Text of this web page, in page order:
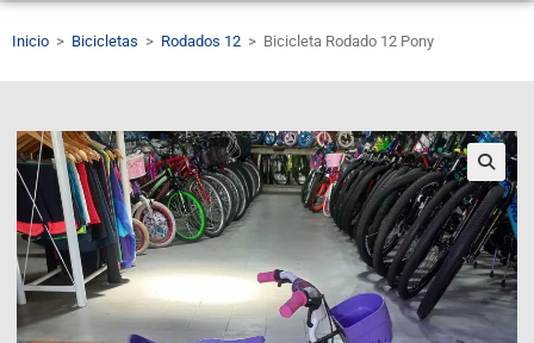
Inicio > Bicicletas > Rodados 12 > Bicicleta Rodado 12 Pony